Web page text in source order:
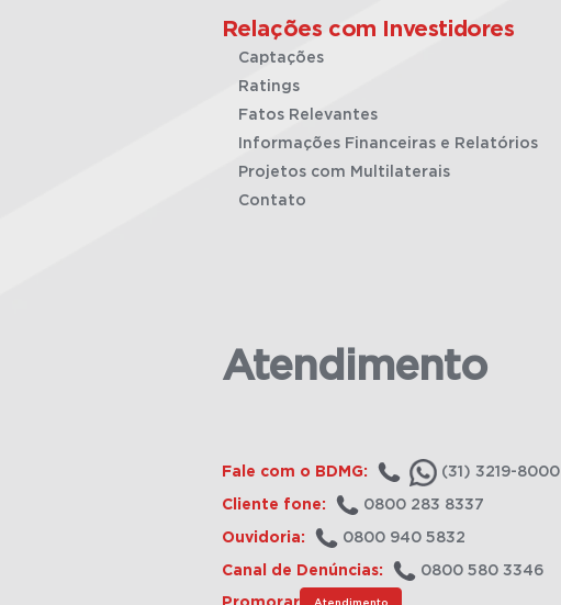
Relações com Investidores
Captações
Ratings
Fatos Relevantes
Informações Financeiras e Relatórios
Projetos com Multilaterais
Contato
Atendimento
Fale com o BDMG: (31) 3219-8000
Cliente fone: 0800 283 8337
Ouvidoria: 0800 940 5832
Canal de Denúncias: 0800 580 3346
Atendimento